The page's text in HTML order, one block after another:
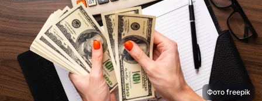
Фото freepik